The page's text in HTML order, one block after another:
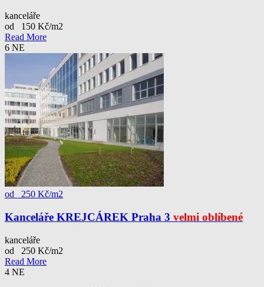
kanceláře
od 150 Kč/m2
Read More
6 NE
od 250 Kč/m2
Kanceláře KREJCÁREK Praha 3 velmi oblíbené
kanceláře
od 250 Kč/m2
Read More
4 NE